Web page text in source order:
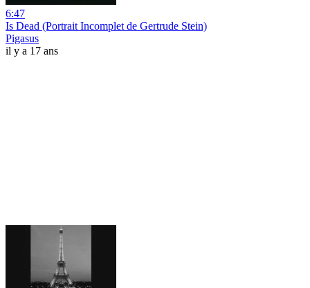
6:47
Is Dead (Portrait Incomplet de Gertrude Stein)
Pigasus
il y a 17 ans